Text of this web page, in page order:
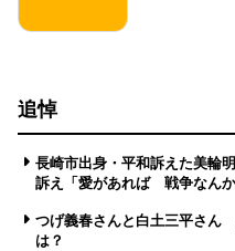
追悼
長崎市出身・平和訴えた美輪
訴え「愛があれば 戦争なんか
つげ義春さんと白土三平さん
は？